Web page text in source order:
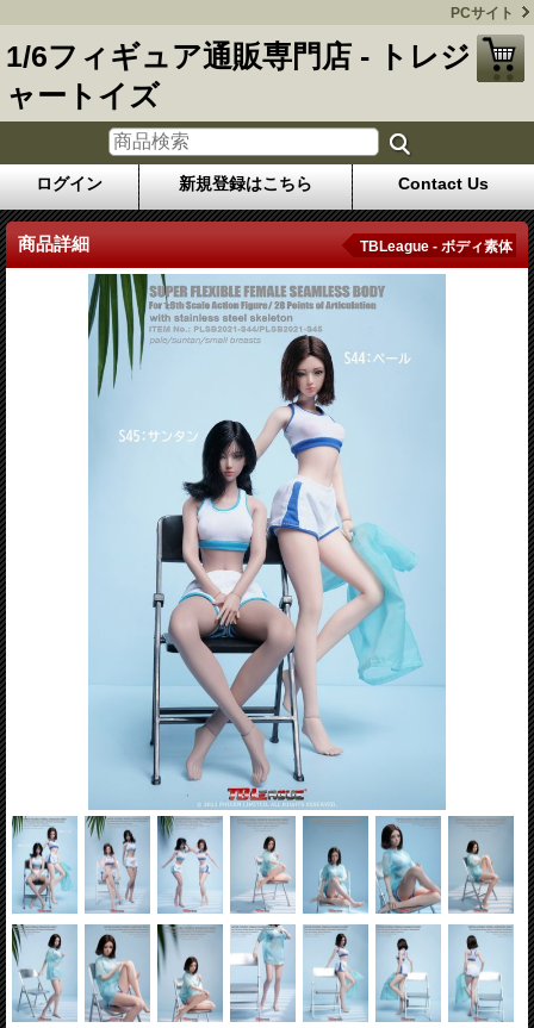
PCサイト
1/6フィギュア通販専門店 - トレジ
ャートイズ
ログイン 新規登録はこちら Contact Us
商品詳細 TBLeague - ボディ素体